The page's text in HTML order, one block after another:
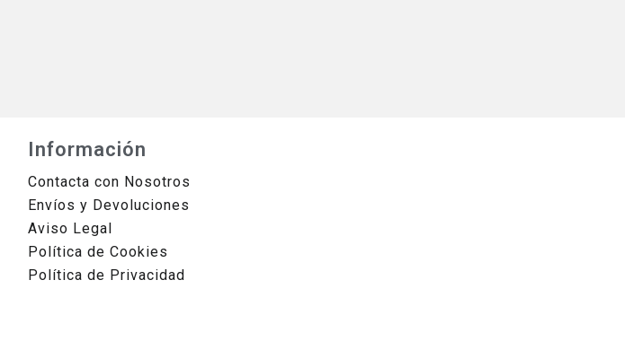
Información
Contacta con Nosotros
Envíos y Devoluciones
Aviso Legal
Política de Cookies
Política de Privacidad